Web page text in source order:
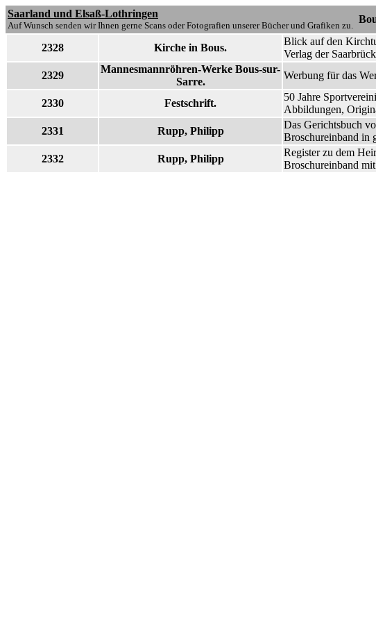
Saarland und Elsaß-Lothringen
Auf Wunsch senden wir Ihnen gerne Scans oder Fotografien unserer Bücher und Grafiken zu.
2328 Kirche in Bous.
Blick auf den
Verlag der
2329
Mannesmannröhren-Werke Bous-sur-
Sarre.
Werbung für das
2330 Festschrift.
50 Jahre
Abbildungen,
2331 Rupp, Philipp
Das Gerichtsbuch
Broschureinband in
2332 Rupp, Philipp
Register zu dem
Broschureinband